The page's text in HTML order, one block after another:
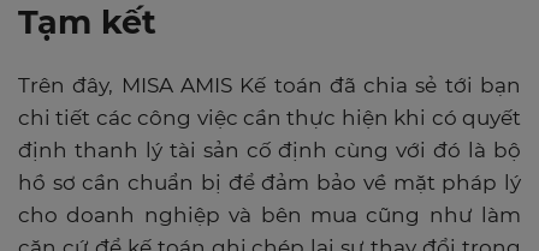
Tạm kết
Trên đây, MISA AMIS Kế toán đã chia sẻ tới bạn
chi tiết các công việc cần thực hiện khi có quyết
định thanh lý tài sản cố định cùng với đó là bộ
hồ sơ cần chuẩn bị để đảm bảo về mặt pháp lý
cho doanh nghiệp và bên mua cũng như làm